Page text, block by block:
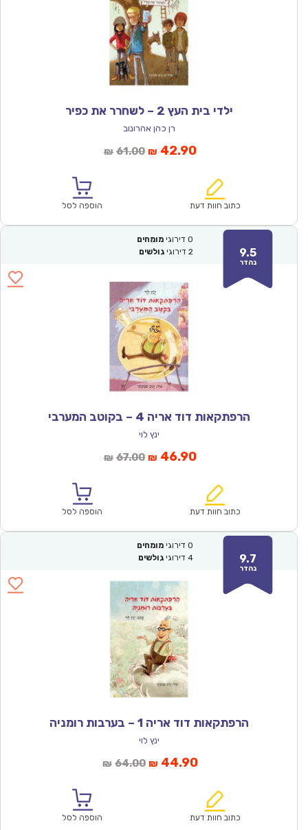
ילדי בית העץ 2 – לשחרר את כפיר
רן כהן אהרונוב
₪ 61.00המחיר
₪61.00.
₪ 42.90המחיר
הוא:
כתוב חוות דעת הוספה לסל
9.5
נהדר
0 דירוגי מומחים
2 דירוגי גולשים
הרפתקאות דוד אריה 4 – בקוטב המערבי
ינץ לוי
₪ 67.00המחיר
₪67.00.
₪ 46.90המחיר
הוא:
כתוב חוות דעת הוספה לסל
9.7
נהדר
0 דירוגי מומחים
4 דירוגי גולשים
הרפתקאות דוד אריה 1 – בערבות רומניה
ינץ לוי
₪ 64.00המחיר
₪64.00.
₪ 44.90המחיר
הוא:
כתוב חוות דעת הוספה לסל